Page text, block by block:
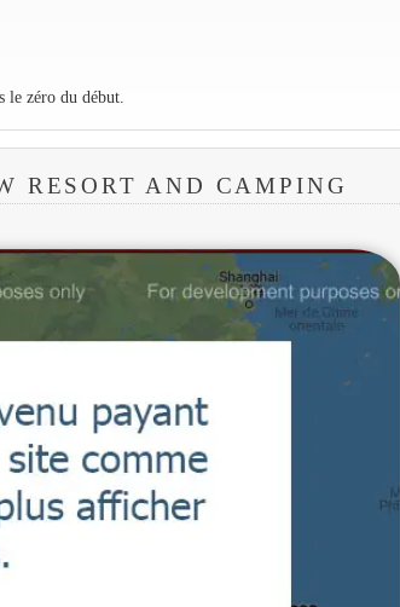
le zéro du début.
RESORT AND CAMPING